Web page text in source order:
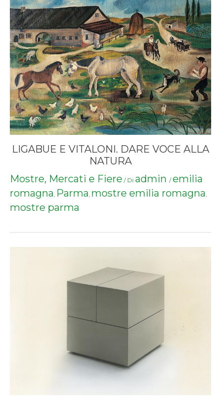
LIGABUE E VITALONI. DARE VOCE ALLA
NATURA
Mostre, Mercati e Fiere / Di admin / emilia
romagna, Parma, mostre emilia romagna,
mostre parma